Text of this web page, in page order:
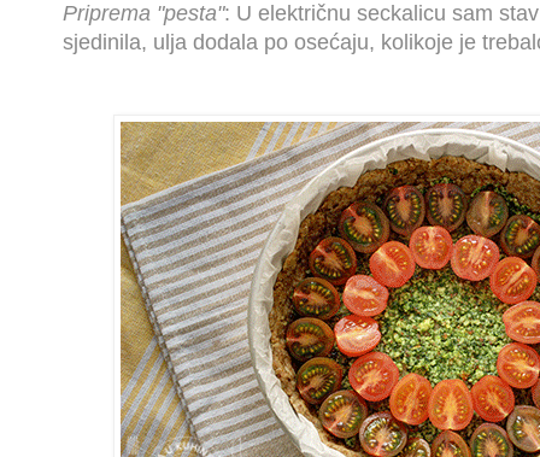
Priprema "pesta": U električnu seckalicu sam
sjedinila, ulja dodala po osećaju, kolikoje je